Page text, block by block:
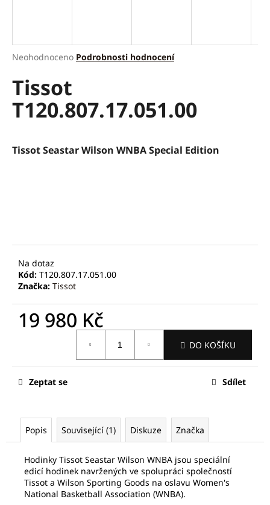
Průměrné
produktu
0,0
Neohodnoceno Podrobnosti hodnocení
Tissot
T120.807.17.051.00
Tissot Seastar Wilson WNBA Special Edition
Na dotaz
Kód: T120.807.17.051.00
Značka: Tissot
19 980 Kč
DO KOŠÍKU
Zeptat se Sdílet
Popis Související (1) Diskuze Značka
Hodinky Tissot Seastar Wilson WNBA jsou speciální
edicí hodinek navržených ve spolupráci společností
Tissot a Wilson Sporting Goods na oslavu Women's
National Basketball Association (WNBA).
í
t
?
r
u
u
m
CONSTANT
63
490
Kč
700